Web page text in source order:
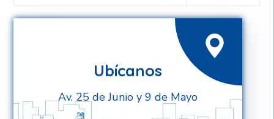
Ubícanos
Av. 25 de Junio y 9 de Mayo